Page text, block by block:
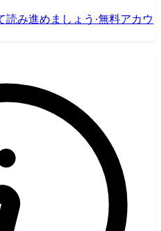
み進めましょう ·無料アカウ